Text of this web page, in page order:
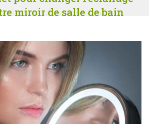
miroir de salle de bain